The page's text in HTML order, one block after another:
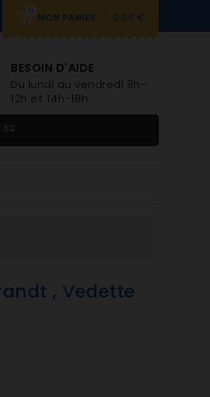
0
MON PANIER 0,00 €
BESOIN D'AIDE
Du lundi au vendredi 9h-
12h et 14h-18h
52
, Vedette